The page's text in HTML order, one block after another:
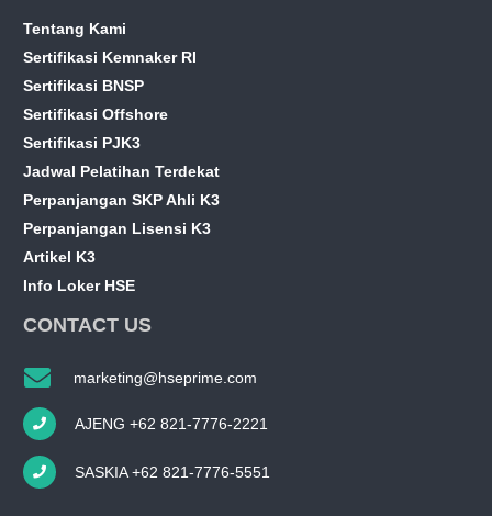
Tentang Kami
Sertifikasi Kemnaker RI
Sertifikasi BNSP
Sertifikasi Offshore
Sertifikasi PJK3
Jadwal Pelatihan Terdekat
Perpanjangan SKP Ahli K3
Perpanjangan Lisensi K3
Artikel K3
Info Loker HSE
CONTACT US
marketing@hseprime.com
AJENG +62 821-7776-2221
SASKIA +62 821-7776-5551